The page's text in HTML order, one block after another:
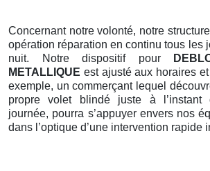
Concernant notre volonté, notre
opération réparation en continu tous les
nuit. Notre dispositif pour
METALLIQUE est ajusté aux horaires
exemple, un commerçant lequel
propre volet blindé juste à l’instant
journée, pourra s’appuyer envers nos
dans l’optique d’une intervention rapide